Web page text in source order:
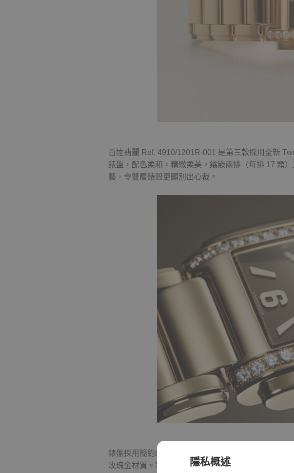
百達翡麗 Ref. 4910/1201R-001 是第三款採用全新
錶盤，配色柔和，精緻柔美。鑲嵌兩排（每排 17 顆
藝，令雙層錶殼更顯別出心裁。
錶盤採用簡約的布局設計，重點突出立體阿拉伯字塊
玫瑰金材質。表冠飾有百達翡麗品牌符號 Calatrava
隱私概述